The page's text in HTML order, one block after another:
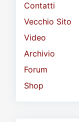
Contatti
Vecchio Sito
Video
Archivio
Forum
Shop